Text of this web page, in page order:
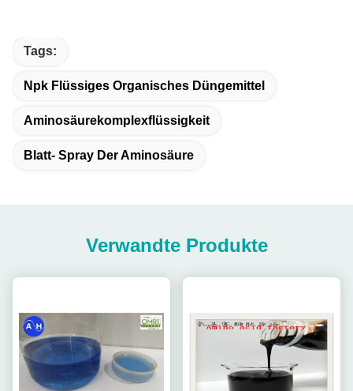
Tags:
Npk Flüssiges Organisches Düngemittel
Aminosäurekomplexflüssigkeit
Blatt- Spray Der Aminosäure
Verwandte Produkte